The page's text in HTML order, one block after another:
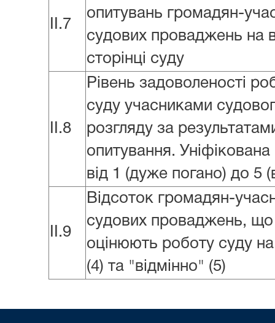
II.7
опитувань громадян-
судових проваджень на
сторінці суду
II.8
Рівень задоволеності
суду учасниками
розгляду за
опитування.
від 1 (дуже погано) до 5
II.9
Відсоток громадян-
судових проваджень, що
оцінюють роботу суду
(4) та "відмінно" (5)